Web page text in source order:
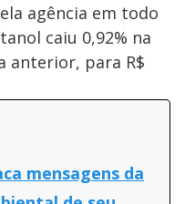
agência em todo
caiu 0,92% na
anterior, para R$
mensagens da